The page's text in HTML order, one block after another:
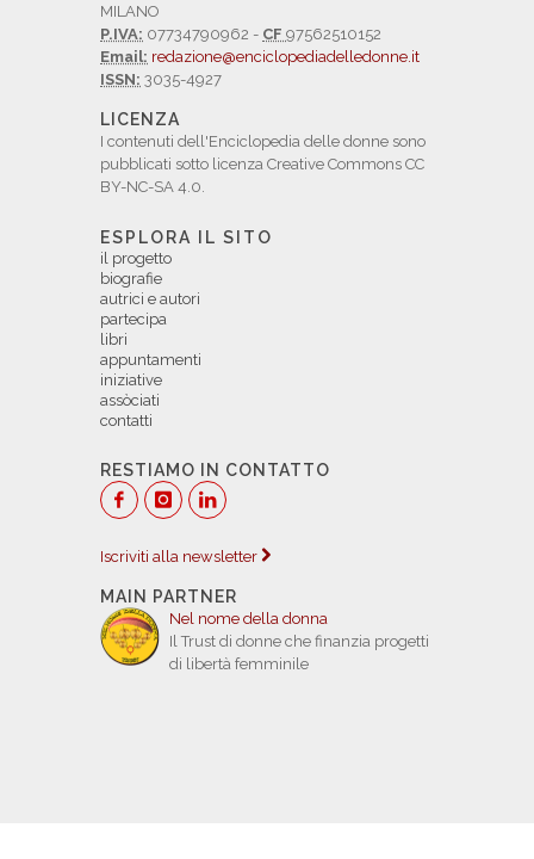
MILANO
P.IVA: 07734790962 - CF 97562510152
Email: redazione@enciclopediadelledonne.it
ISSN: 3035-4927
LICENZA
I contenuti dell'Enciclopedia delle donne sono
pubblicati sotto licenza Creative Commons CC
BY-NC-SA 4.0.
ESPLORA IL SITO
il progetto
biografie
autrici e autori
partecipa
libri
appuntamenti
iniziative
assòciati
contatti
RESTIAMO IN CONTATTO
Iscriviti alla newsletter
MAIN PARTNER
Nel nome della donna
Il Trust di donne che finanzia progetti
di libertà femminile